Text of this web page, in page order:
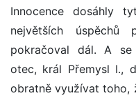
Innocence dosáhly
největších úspěchů
pokračoval dál. A se
otec, král Přemysl I.,
obratně využívat toho,